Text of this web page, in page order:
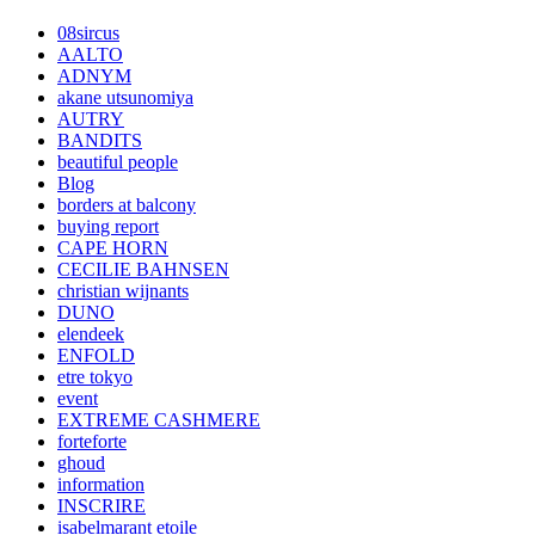
08sircus
AALTO
ADNYM
akane utsunomiya
AUTRY
BANDITS
beautiful people
Blog
borders at balcony
buying report
CAPE HORN
CECILIE BAHNSEN
christian wijnants
DUNO
elendeek
ENFOLD
etre tokyo
event
EXTREME CASHMERE
forteforte
ghoud
information
INSCRIRE
isabelmarant etoile